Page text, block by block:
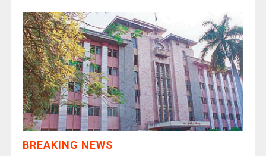
BREAKING NEWS